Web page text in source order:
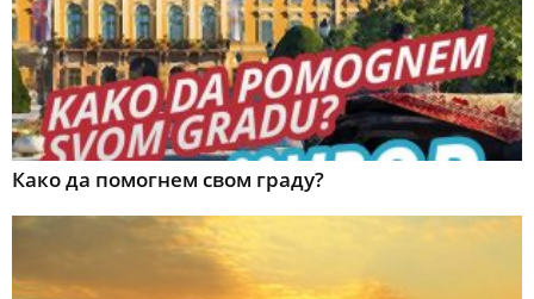
Како да помогнем свом граду?